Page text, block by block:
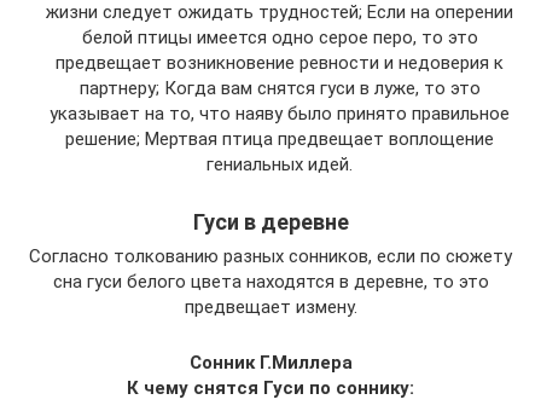
жизни следует ожидать трудностей; Если на оперении
белой птицы имеется одно серое перо, то это
предвещает возникновение ревности и недоверия к
партнеру; Когда вам снятся гуси в луже, то это
указывает на то, что наяву было принято правильное
решение; Мертвая птица предвещает воплощение
гениальных идей.
Гуси в деревне
Согласно толкованию разных сонников, если по сюжету
сна гуси белого цвета находятся в деревне, то это
предвещает измену.
Сонник Г.Миллера
К чему снятся Гуси по соннику: